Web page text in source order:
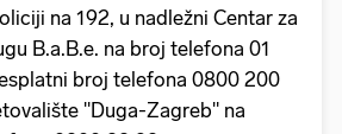
na 192, u nadležni Centar za
B.a.B.e. na broj telefona 01
broj telefona 0800 200
"Duga-Zagreb" na